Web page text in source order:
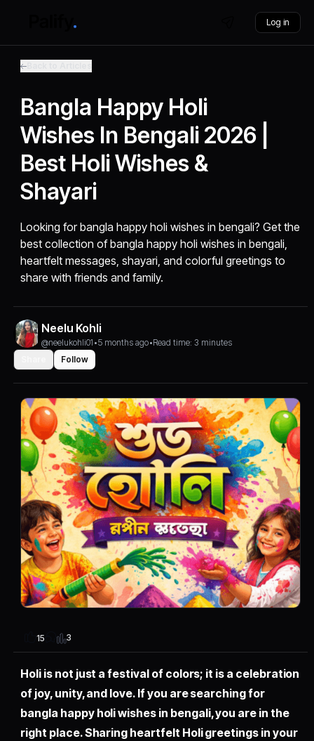
Log in
Bangla Happy Holi
Wishes In Bengali 2026 |
Best Holi Wishes &
Shayari
Looking for bangla happy holi wishes in bengali? Get the
best collection of bangla happy holi wishes in bengali,
heartfelt messages, shayari, and colorful greetings to
share with friends and family.
Neelu Kohli
@neelukohli01 •5 months ago•Read time: 3 minutes
Follow
15 3
Holi is not just a festival of colors; it is a celebration
of joy, unity, and love. If you are searching for
bangla happy holi wishes in bengali, you are in the
right place. Sharing heartfelt Holi greetings in your